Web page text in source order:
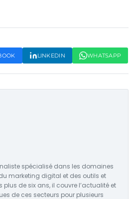
LINKEDIN WHATSAPP
spécialisé dans les domaines
marketing digital et des outils et
plus de six ans, il couvre l’actualité et
de ces secteurs pour plusieurs